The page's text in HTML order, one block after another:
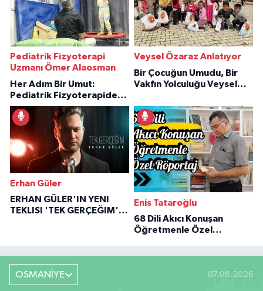
Pediatrik Fizyoterapi
Uzmanı Ömer Alaosman
Her Adım Bir Umut:
Pediatrik Fizyoterapiden
İlham Veren Hikâyeler
Veysel Özaraz Anlatıyor
Bir Çocuğun Umudu, Bir
Vakfın Yolculuğu Veysel
Erhan Güler
ERHAN GÜLER'IN YENI
TEKLISI 'TEK GERÇEĞIM'LE
Enis Tataroğlu
68 Dili Akıcı Konuşan
Öğretmenle Özel
OSMANİYE 07.08.2026